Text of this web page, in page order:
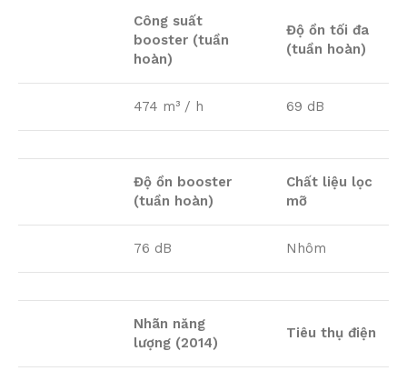
Công suất
booster (tuần
hoàn)
Độ ồn tối đa
(tuần hoàn)
474 m³ / h 69 dB
Độ ồn booster
(tuần hoàn)
Chất liệu lọc
mỡ
76 dB Nhôm
Nhãn năng
lượng (2014)
Tiêu thụ điện